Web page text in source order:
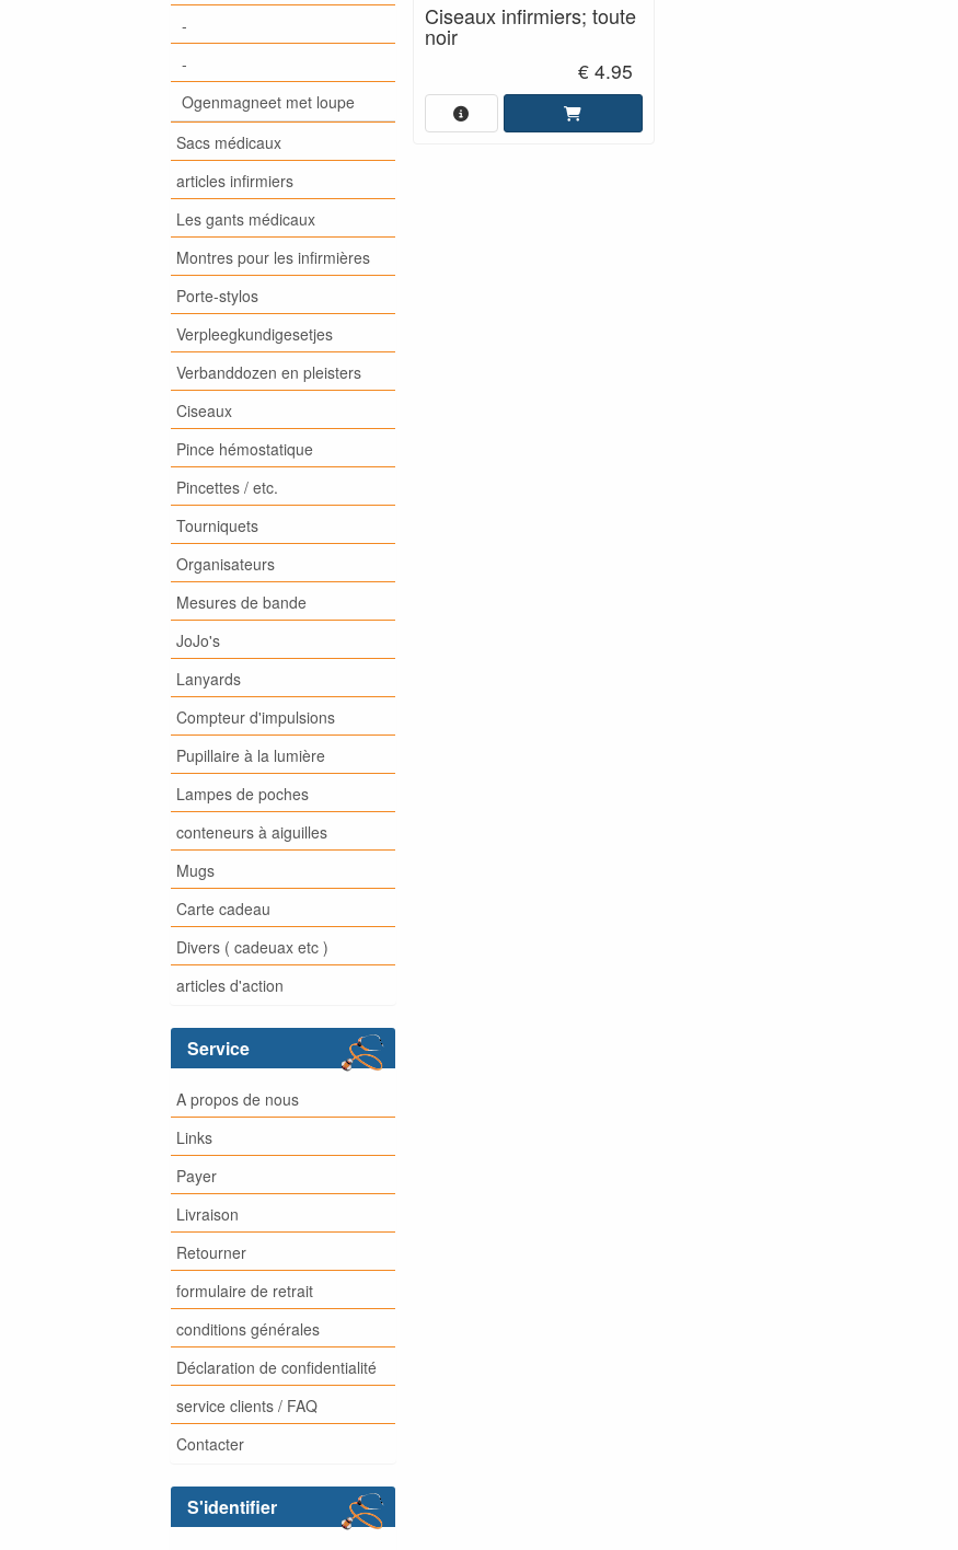
-
-
Ogenmagneet met loupe
Sacs médicaux
articles infirmiers
Les gants médicaux
Montres pour les infirmières
Porte-stylos
Verpleegkundigesetjes
Verbanddozen en pleisters
Ciseaux
Pince hémostatique
Pincettes / etc.
Tourniquets
Organisateurs
Mesures de bande
JoJo's
Lanyards
Compteur d'impulsions
Pupillaire à la lumière
Lampes de poches
conteneurs à aiguilles
Mugs
Carte cadeau
Divers ( cadeuax etc )
articles d'action
Service
A propos de nous
Links
Payer
Livraison
Retourner
formulaire de retrait
conditions générales
Déclaration de confidentialité
service clients / FAQ
Contacter
S'identifier
Ciseaux infirmiers; toute
noir
€ 4.95